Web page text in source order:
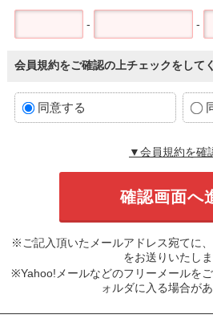
- -
会員規約をご確認の上チェックをして
同意する
▼会員規約を確
※ご記入頂いたメールアドレス宛てに
をお送りいたしま
※Yahoo!メールなどのフリーメールを
ォルダに入る場合があ